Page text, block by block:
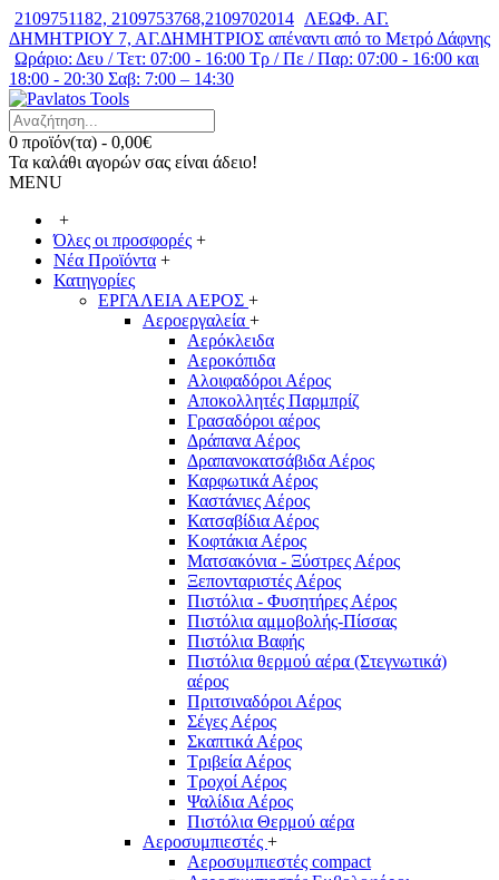
2109751182, 2109753768,2109702014 ΛΕΩΦ. ΑΓ.
ΔΗΜΗΤΡΙΟΥ 7, ΑΓ.ΔΗΜΗΤΡΙΟΣ απέναντι από το Μετρό Δάφνης
Ωράριο: Δευ / Τετ: 07:00 - 16:00 Τρ / Πε / Παρ: 07:00 - 16:00 και
18:00 - 20:30 Σαβ: 7:00 – 14:30
0 προϊόν(τα) - 0,00€
Τα καλάθι αγορών σας είναι άδειο!
MENU
+
Όλες οι προσφορές +
Νέα Προϊόντα +
Κατηγορίες
ΕΡΓΑΛΕΙΑ ΑΕΡΟΣ +
Αεροεργαλεία +
Αερόκλειδα
Αεροκόπιδα
Αλοιφαδόροι Αέρος
Αποκολλητές Παρμπρίζ
Γρασαδόροι αέρος
Δράπανα Αέρος
Δραπανοκατσάβιδα Αέρος
Καρφωτικά Αέρος
Καστάνιες Αέρος
Κατσαβίδια Αέρος
Κοφτάκια Αέρος
Ματσακόνια - Ξύστρες Αέρος
Ξεπονταριστές Αέρος
Πιστόλια - Φυσητήρες Αέρος
Πιστόλια αμμοβολής-Πίσσας
Πιστόλια Βαφής
Πιστόλια θερμού αέρα (Στεγνωτικά)
αέρος
Πριτσιναδόροι Αέρος
Σέγες Αέρος
Σκαπτικά Αέρος
Τριβεία Αέρος
Τροχοί Αέρος
Ψαλίδια Αέρος
Πιστόλια Θερμού αέρα
Αεροσυμπιεστές +
Αεροσυμπιεστές compact